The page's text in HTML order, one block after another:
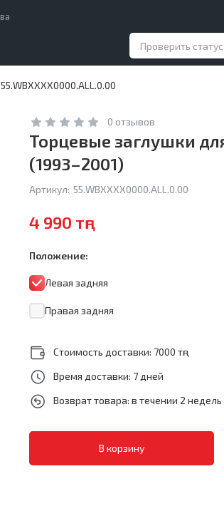
0 отзывов
Торцевые заглушки
(1993–2001)
Артикул: 55.WBXXXX0000.ALL.0.00
4 990 тңг
Положение:
Левая задняя
Правая задняя
Стоимость доставки: 7000 тңг
Время доставки: 7 дней
Возврат товара: в течении 2 недель